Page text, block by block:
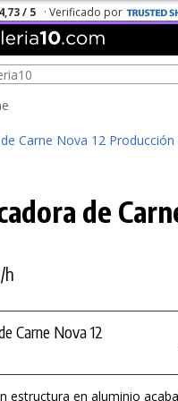
4,73 / 5 · Verificado por
de
h
Carne Nova 12
estructura en aluminio